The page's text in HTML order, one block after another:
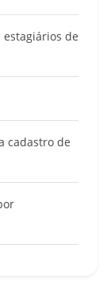
estagiários de
cadastro de